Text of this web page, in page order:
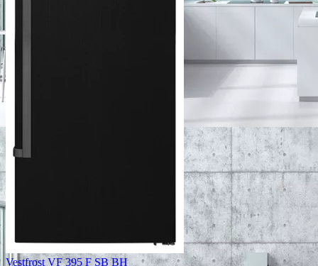
Vestfrost VF 395 F SB BH